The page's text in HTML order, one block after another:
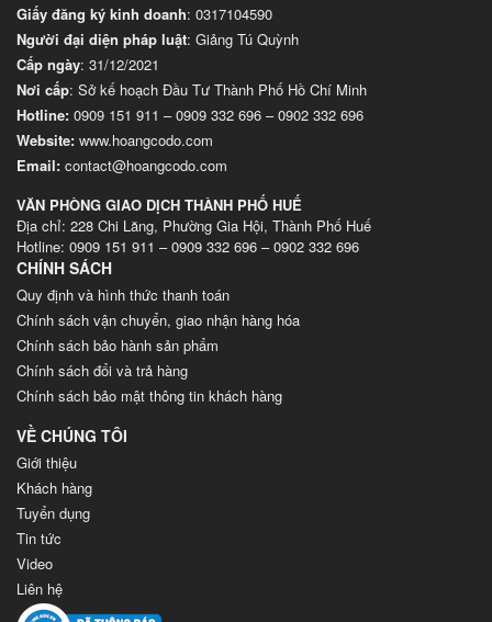
Giấy đăng ký kinh doanh: 0317104590
Người đại diện pháp luật: Giảng Tú Quỳnh
Cấp ngày: 31/12/2021
Nơi cấp: Sở kế hoạch Đầu Tư Thành Phố Hồ Chí Minh
Hotline: 0909 151 911 –0909 332 696 –0902 332 696
Website: www.hoangcodo.com
Email: contact@hoangcodo.com
VĂN PHÒNG GIAO DỊCH THÀNH PHỐ HUẾ
Địa chỉ: 228 Chi Lăng, Phường Gia Hội, Thành Phố Huế
Hotline: 0909 151 911 – 0909 332 696 – 0902 332 696
CHÍNH SÁCH
Quy định và hình thức thanh toán
Chính sách vận chuyển, giao nhận hàng hóa
Chính sách bảo hành sản phẩm
Chính sách đổi và trả hàng
Chính sách bảo mật thông tin khách hàng
VỀ CHÚNG TÔI
Giới thiệu
Khách hàng
Tuyển dụng
Tin tức
Video
Liên hệ